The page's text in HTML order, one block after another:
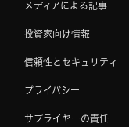
メディアによる記事
投資家向け情報
信頼性とセキュリティ
プライバシー
サプライヤーの責任